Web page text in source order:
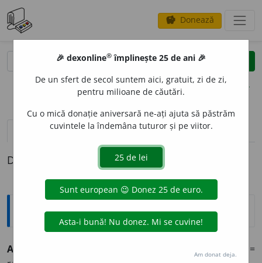
savings Donează
clear
opțiuni
definiții (1)
Definiția cu ID-ul 394998:
Explicative DEX
AUDIOV
=
🎉 dexonline® împlinește 25 de ani 🎉
De un sfert de secol suntem aici, gratuit, zi de zi,
pentru milioane de căutări.
Cu o mică donație aniversară ne-ați ajuta să păstrăm
cuvintele la îndemâna tuturor și pe viitor.
Am donat deja.